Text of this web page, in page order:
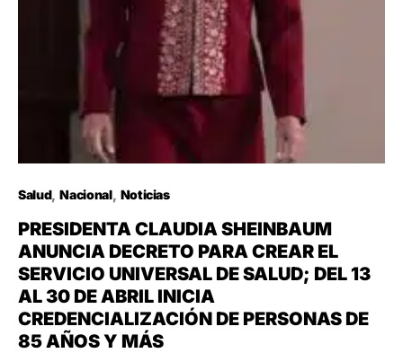
Salud Nacional Noticias
PRESIDENTA CLAUDIA SHEINBAUM
ANUNCIA DECRETO PARA CREAR EL
SERVICIO UNIVERSAL DE SALUD; DEL 13
AL 30 DE ABRIL INICIA
CREDENCIALIZACIÓN DE PERSONAS DE
85 AÑOS Y MÁS